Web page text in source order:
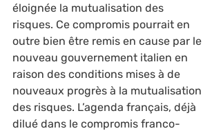
éloignée la mutualisation des
risques. Ce compromis pourrait en
outre bien être remis en cause par le
nouveau gouvernement italien en
raison des conditions mises à de
nouveaux progrès à la mutualisation
des risques. L’agenda français, déjà
dilué dans le compromis franco-